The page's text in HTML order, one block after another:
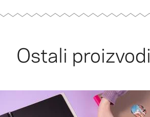
Ostali proizvodi